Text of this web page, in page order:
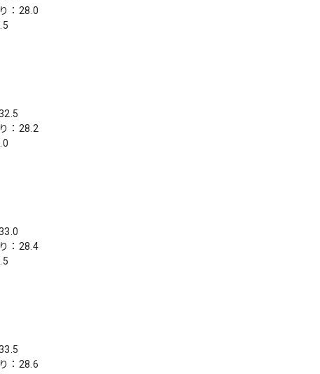
：28.0
：28.2
：28.4
：28.6